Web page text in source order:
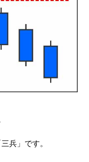
兵」です。